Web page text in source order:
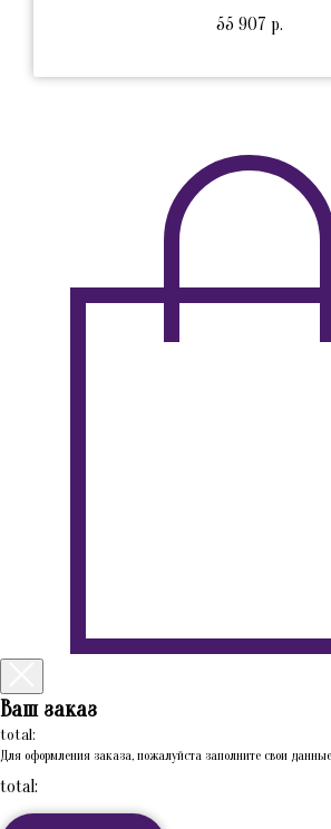
55 907 р.
Ваш заказ
total:
Для оформления заказа, пожалуйста заполните свои
total: